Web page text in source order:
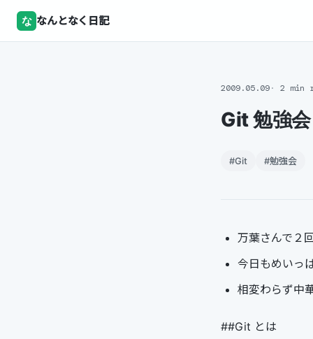
な なんとなく日記
2009.05.09 2 min
Git 勉強会
#Git #勉強会
万葉さんで２
今日もめいっ
相変わらず中
##Git とは